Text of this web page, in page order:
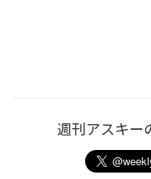
週刊アスキー